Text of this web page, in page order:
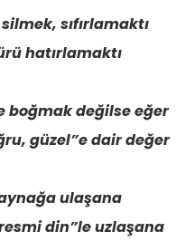
sıfırlamaktı
hatırlamaktı
boğmak değilse eğer
güzel”e dair değer
ulaşana
din”le uzlaşana